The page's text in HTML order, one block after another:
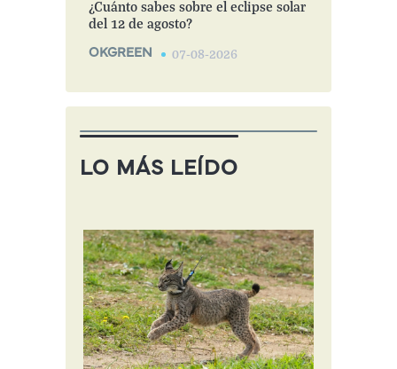
¿Cuánto sabes sobre el eclipse solar
del 12 de agosto?
OKGREEN 07-08-2026
LO MÁS LEÍDO